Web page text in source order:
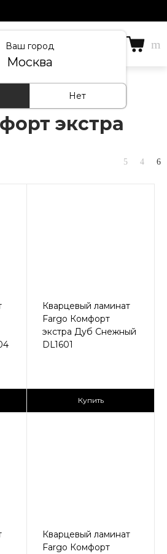
Ваш город
Москва
Нет
Кварцевый ламинат
экстра
Кварцевый ламинат
Fargo Комфорт
экстра Дуб Снежный
DL1601
2
Купить
Кварцевый ламинат
Fargo Комфорт